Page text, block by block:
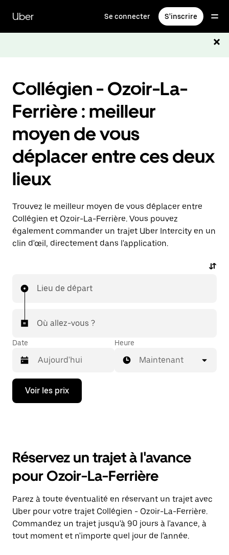
contenu
principal
Uber Se connecter S'inscrire
Collégien - Ozoir-La-
Ferrière : meilleur
moyen de vous
déplacer entre ces deux
lieux
Trouvez le meilleur moyen de vous déplacer entre
Collégien et Ozoir-La-Ferrière. Vous pouvez
également commander un trajet Uber Intercity en un
clin d'œil, directement dans l'application.
Lieu de départ
Où allez-vous ?
Date
Appuyez
la
ouvrir
calendrier
et
sélectionner
une
date.
Appuyez
sur
la
Heure
Maintenant
Voir les prix
Réservez un trajet à l'avance
pour Ozoir-La-Ferrière
Parez à toute éventualité en réservant un trajet avec
Uber pour votre trajet Collégien - Ozoir-La-Ferrière.
Commandez un trajet jusqu'à 90 jours à l'avance, à
tout moment et n'importe quel jour de l'année.